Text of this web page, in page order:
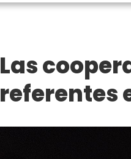
Las
referentes